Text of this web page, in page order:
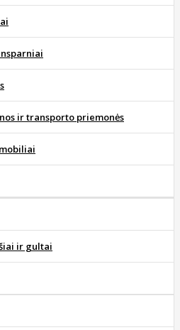
ir transporto priemonės
ir gultai